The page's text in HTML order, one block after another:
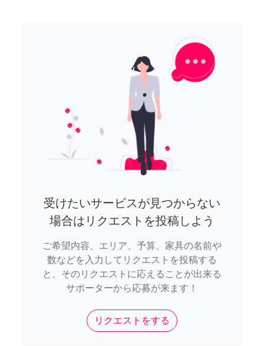
受けたいサービスが見つからない
場合はリクエストを投稿しよう
ご希望内容、エリア、予算、家具の名前や
数などを入力してリクエストを投稿する
と、そのリクエストに応えることが出来る
サポーターから応募が来ます！
リクエストをする